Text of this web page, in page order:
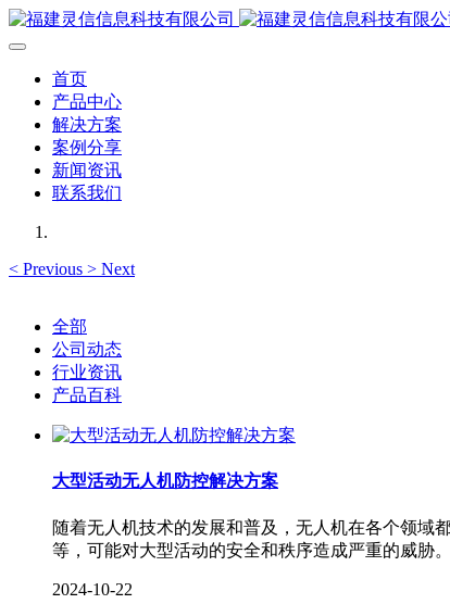
首页
产品中心
解决方案
案例分享
新闻资讯
联系我们
< Previous > Next
全部
公司动态
行业资讯
产品百科
大型活动无人机防控解决方案
随着无人机技术的发展和普及，无人机在各个领域
等，可能对大型活动的安全和秩序造成严重的威胁
2024-10-22